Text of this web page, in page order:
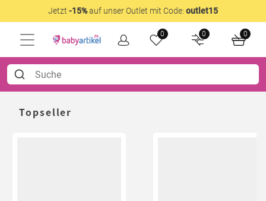
Jetzt -15%auf unser Outlet mit Code: outlet15
0 0 0
Topseller